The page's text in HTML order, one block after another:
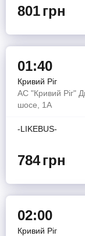
801грн
01:40
Кривий Ріг
АС "Кривий Ріг"
шосе, 1А
-LIKEBUS-
784грн
02:00
Кривий Ріг